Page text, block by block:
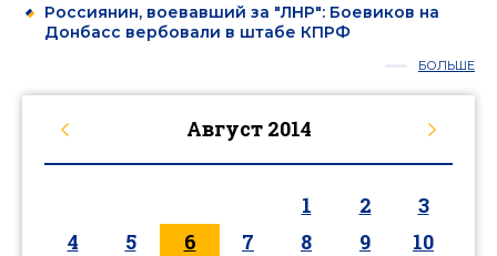
Россиянин, воевавший за "ЛНР": Боевиков на
Донбасс вербовали в штабе КПРФ
БОЛЬШЕ
Август 2014
1 2
3
4
5 6 7 8 9
10